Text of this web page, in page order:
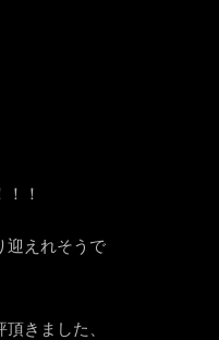
！
迎えれそうで
きました、